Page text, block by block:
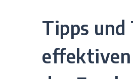
Tipps und